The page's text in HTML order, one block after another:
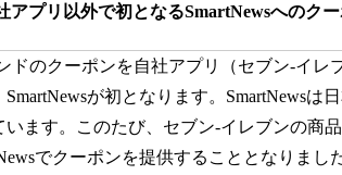
アプリ以外で初となるSmartNewsへのク
ドのクーポンを自社アプリ（セブン-イレ
が初となります。SmartNewsは
ます。このたび、セブン-イレブンの商
でクーポンを提供することとなりました